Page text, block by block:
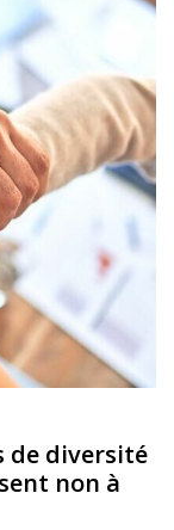
de diversité
non à